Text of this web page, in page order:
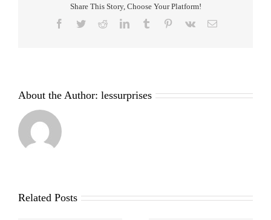
Share This Story, Choose Your Platform!
Facebook
TwitterRedditLinkedInTumblr Pinterest
Vk Email
About the Author: lessurprises
Related Posts